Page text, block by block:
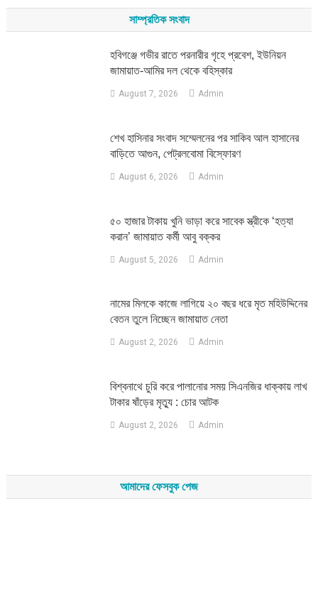
সাম্প্রতিক সংবাদ
হবিগঞ্জে গভীর রাতে পরনারীর গৃহে প্রবেশ, ইউনিয়ন
জামায়াত-আমির দল থেকে বহিস্কার
August 7, 2026 Admin
শেখ হাসিনার সংবাদ সম্মেলনের পর সাকিব আল হাসানের
বাড়িতে আগুন, পেট্রলবোমা বিস্ফোরণ
August 6, 2026 Admin
৫০ হাজার টাকায় খুনি ভাড়া করে সাবেক স্ত্রীকে ‘হত্যা
করান’ জামায়াত কর্মী আবু বক্কর
August 5, 2026 Admin
নামের মিলকে কাজে লাগিয়ে ২০ বছর ধরে মৃত মহিউদ্দিনের
বেতন তুলে নিচ্ছেন জামায়াত নেতা
August 2, 2026 Admin
‎বিশ্বনাথে চুরি করে পালানোর সময় সিএনজির ধাক্কায় লাখ
টাকার ষাঁড়ের মৃত্যু : চোর আটক
August 2, 2026 Admin
আমাদের ফেসবুক পেজ